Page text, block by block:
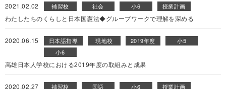
2021.02.02 補習校 社会 小6 授業計画
わたしたちのくらしと日本国憲法◆グループワークで理解を深める
2020.06.15 日本語指導 現地校 2019年度
小5
小6
高雄日本人学校における2019年度の取組みと成果
2020.02.27 補習校 国語 小6
授業計画